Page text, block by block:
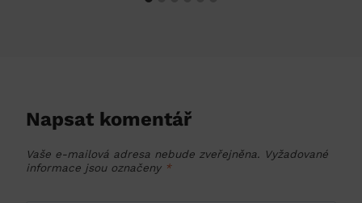
Napsat komentář
Vaše e-mailová adresa nebude zveřejněna. Vyžadované
informace jsou označeny *